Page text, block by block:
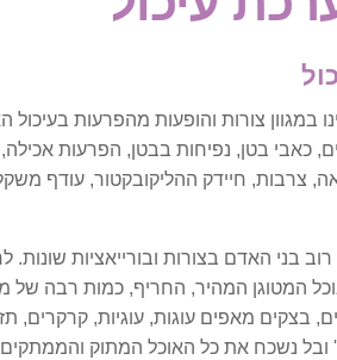
במגוון צורות והופעות מהפרעות
כאבי בטן, נפיחות בבטן, הפרעות
צרבות, חיידק ההליקובקטור, עודף
בני האדם בצורות ובורייאציות שונות.
המטוגן המהיר, החריף, כמות רבה של
בצקים מאפים עוגות, עוגיות, קרקרים,
ובל נשכח את כל האוכל המתוק